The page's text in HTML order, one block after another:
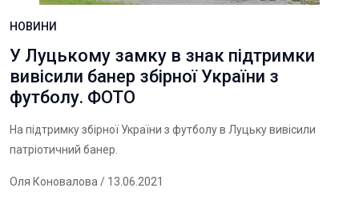
НОВИНИ
У Луцькому замку в знак підтримки
вивісили банер збірної України з
футболу. ФОТО
На підтримку збірної України з футболу в Луцьку вивісили
патріотичний банер.
Оля Коновалова / 13.06.2021